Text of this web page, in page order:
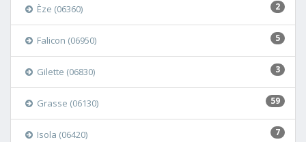
2
Èze (06360)
5
Falicon (06950)
3
Gilette (06830)
59
Grasse (06130)
7
Isola (06420)